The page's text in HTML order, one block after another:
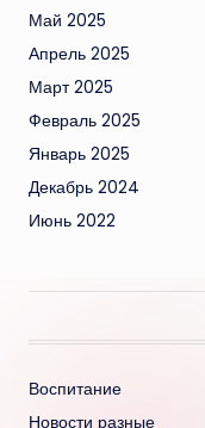
Май 2025
Апрель 2025
Март 2025
Февраль 2025
Январь 2025
Декабрь 2024
Июнь 2022
Воспитание
Новости разные